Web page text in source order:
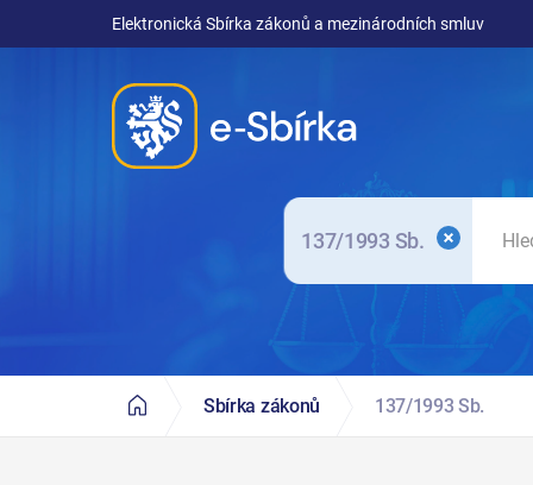
Elektronická Sbírka zákonů a mezinárodních smluv
137/1993 Sb.
Sbírka zákonů 137/1993 Sb.